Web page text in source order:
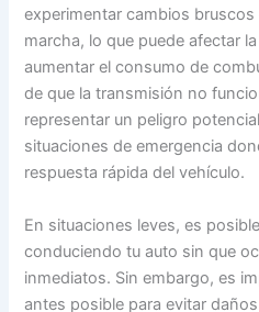
experimentar cambios
marcha, lo que puede afectar
aumentar el consumo de
de que la transmisión no
representar un peligro
situaciones de emergencia
respuesta rápida del vehículo.
En situaciones leves, es
conduciendo tu auto sin que
inmediatos. Sin embargo, es
antes posible para evitar